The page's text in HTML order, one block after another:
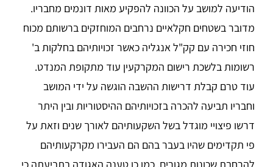
הודיעה למושב על הכוונה להפקיע מאות דונמים מחבריו.
מדובר בשטחים חקלאיים נרחבים המוחזקים ברשותם מכוח
חוזי חכירה עם קק"ל אנגליה כאשר זכויותיהם בחלקות ב'
רשומות בלשכת רישום המקרקעין עוד מתקופת המנדט.
עוד טרם קבלת דרישות ההשבה הוגשה על ידי המושב
וחבריו תביעה להכרה בזכויותיהם ההיסטוריות ובין היתר
דרשו פיצויי מוגדל בשל השקעותיהם לאורך שנים וזאת על
פי תקדימים שהיו בעבר בהם הם העבירו מקרקעותיהם